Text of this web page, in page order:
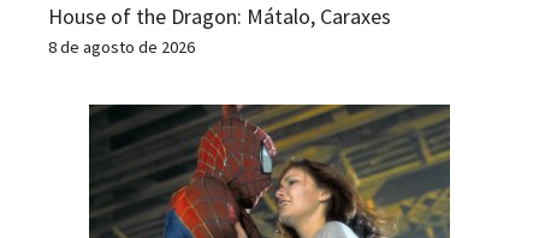
House of the Dragon: Mátalo, Caraxes
8 de agosto de 2026